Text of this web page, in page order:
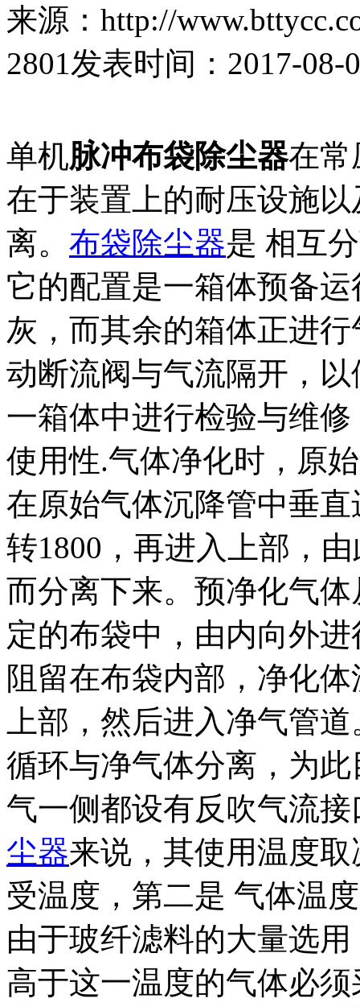
来源：http://
2801发表时间：2017-08-
单机脉冲布袋除尘器在常
在于装置上的耐压设施
离。 布袋除尘器是 相互
它的配置是一箱体预备
灰，而其余的箱体正进
动断流阀与气流隔开，
一箱体中进行检验与维
使用性.气体净化时，原
在原始气体沉降管中垂
转1800，再进入上部，
而分离下来。预净化气
定的布袋中，由内向外
阻留在布袋内部，净化
上部，然后进入净气管
循环与净气体分离，为
气一侧都设有反吹气流
尘器来说，其使用温度
受温度，第二是 气体温
由于玻纤滤料的大量选
高于这一温度的气体必